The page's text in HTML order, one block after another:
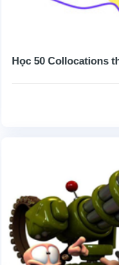
Học 50 Collocations